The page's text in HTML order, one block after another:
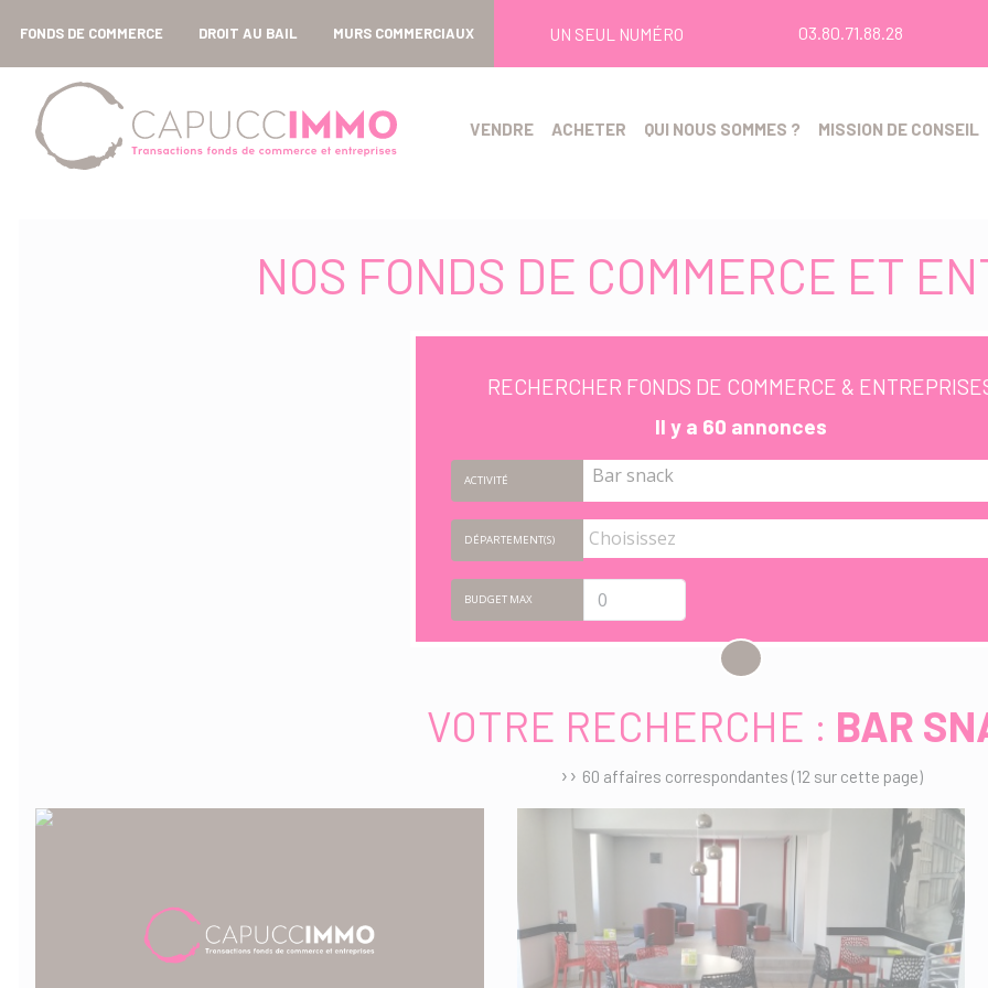
FONDS DE COMMERCE DROIT AU BAIL MURS COMMERCIAUX UN SEUL NUMÉRO 03.80.71.88.28
VENDRE ACHETER QUI NOUS SOMMES ? MISSION DE CONSEIL
NOS FONDS DE COMMERCE ET
RECHERCHER FONDS DE COMMERCE &
Il y a 60 annonces
ACTIVITÉ Bar snack
DÉPARTEMENT(S)
BUDGET MAX
VOTRE RECHERCHE : BAR
›› 60 affaires correspondantes (12 sur cette page)